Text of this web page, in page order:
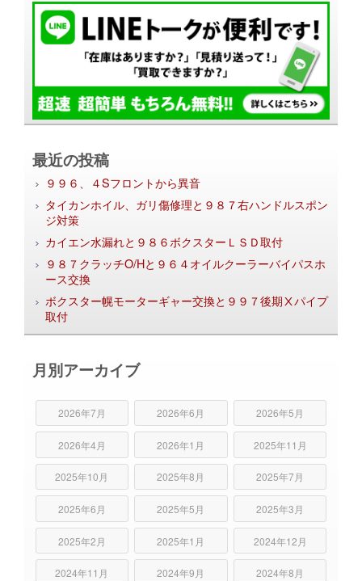
最近の投稿
９９６、４Sフロントから異音
タイカンホイル、ガリ傷修理と９８７右ハンドルスポン
ジ対策
カイエン水漏れと９８６ボクスターＬＳＤ取付
９８７クラッチO/Hと９６４オイルクーラーバイパスホ
ース交換
ボクスター幌モーターギャー交換と９９７後期Ⅹパイプ
取付
月別アーカイブ
2026年7月 2026年6月 2026年5月
2026年4月 2026年1月 2025年11月
2025年10月 2025年8月 2025年7月
2025年6月 2025年5月 2025年3月
2025年2月 2025年1月 2024年12月
2024年11月 2024年9月 2024年8月